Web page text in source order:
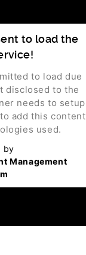
to load the
to load due
disclosed to the
needs to setup
add this content
used.
by
Management